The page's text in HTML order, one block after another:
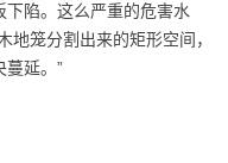
下陷。这么严重的危害水
地笼分割出来的矩形空间，
蔓延。”